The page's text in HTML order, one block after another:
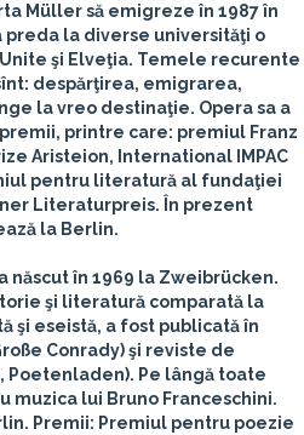
Müller să emigreze în 1987 în
preda la diverse universităţi o
şi Elveţia. Temele recurente
despărţirea, emigrarea,
la vreo destinaţie. Opera sa a
printre care: premiul Franz
Aristeion, International IMPAC
pentru literatură al fundaţiei
Literaturpreis. În prezent
la Berlin.
născut în 1969 la Zweibrücken.
şi literatură comparată la
şi eseistă, a fost publicată în
Conrady) şi reviste de
Poetenladen). Pe lângă toate
muzica lui Bruno Franceschini.
Premii: Premiul pentru poezie